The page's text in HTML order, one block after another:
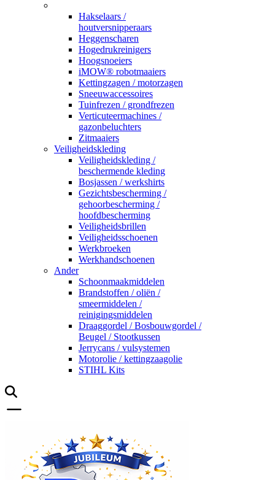
Hakselaars /
houtversnipperaars
Heggenscharen
Hogedrukreinigers
Hoogsnoeiers
iMOW® robotmaaiers
Kettingzagen / motorzagen
Sneeuwaccessoires
Tuinfrezen / grondfrezen
Verticuteermachines /
gazonbeluchters
Zitmaaiers
Veiligheidskleding
Veiligheidskleding /
beschermende kleding
Bosjassen / werkshirts
Gezichtsbescherming /
gehoorbescherming /
hoofdbescherming
Veiligheidsbrillen
Veiligheidsschoenen
Werkbroeken
Werkhandschoenen
Ander
Schoonmaakmiddelen
Brandstoffen / oliën /
smeermiddelen /
reinigingsmiddelen
Draaggordel / Bosbouwgordel /
Beugel / Stootkussen
Jerrycans / vulsystemen
Motorolie / kettingzaagolie
STIHL Kits